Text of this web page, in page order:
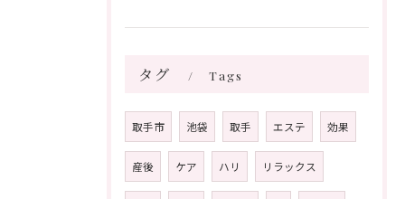
タグ Tags
取手市 池袋 取手 エステ 効果
産後 ケア ハリ リラックス